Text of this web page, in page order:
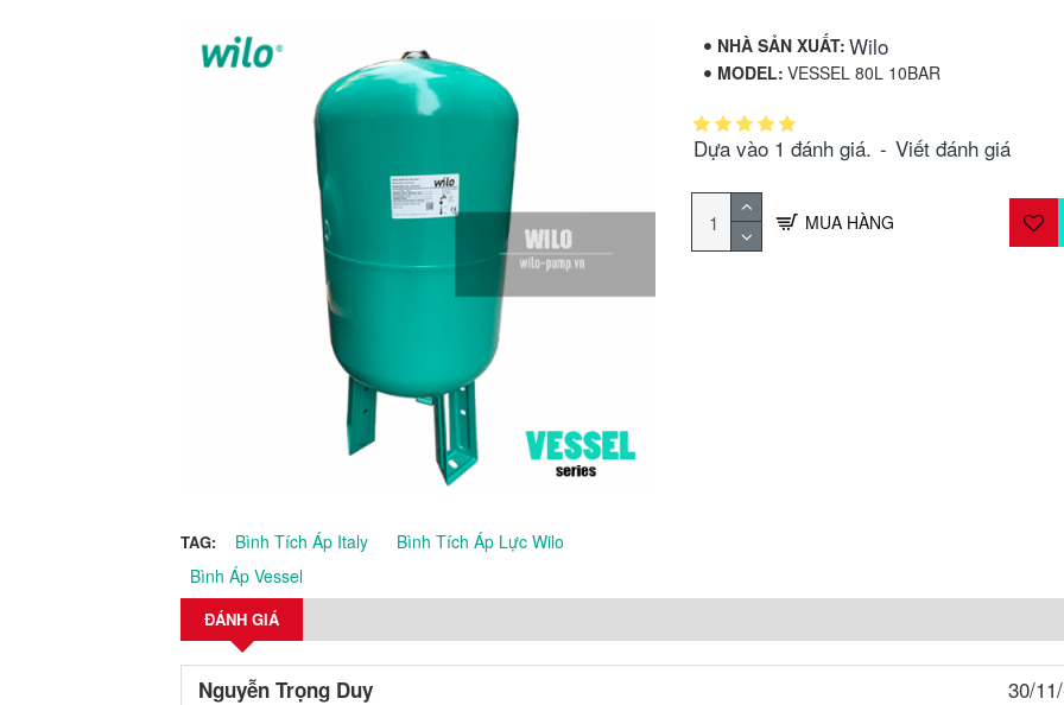
TAG: Bình Tích Áp Italy
Bình Tích Áp Lực Wilo
Bình Áp Vessel
NHÀ SẢN XUẤT: Wilo
MODEL: VESSEL 80L 10BAR
Dựa vào 1 đánh giá. - Viết đánh giá
MUA HÀNG
ĐÁNH GIÁ
Nguyễn Trọng Duy
30/